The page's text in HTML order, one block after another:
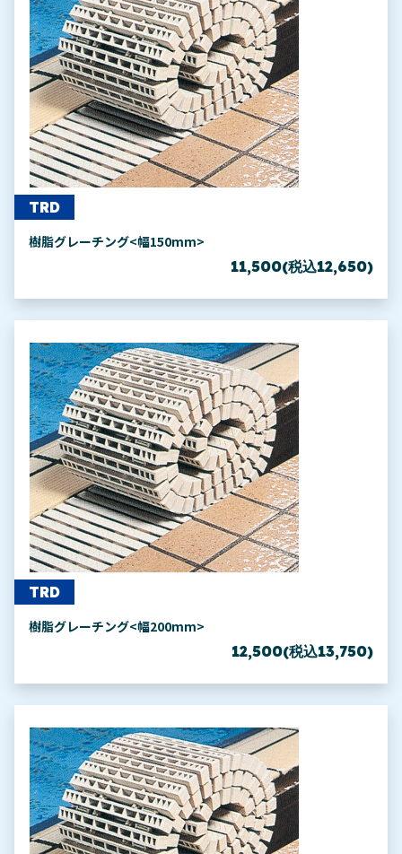
TRD
樹脂グレーチング<幅150mm>
11,500(税込12,650)
TRD
樹脂グレーチング<幅200mm>
12,500(税込13,750)